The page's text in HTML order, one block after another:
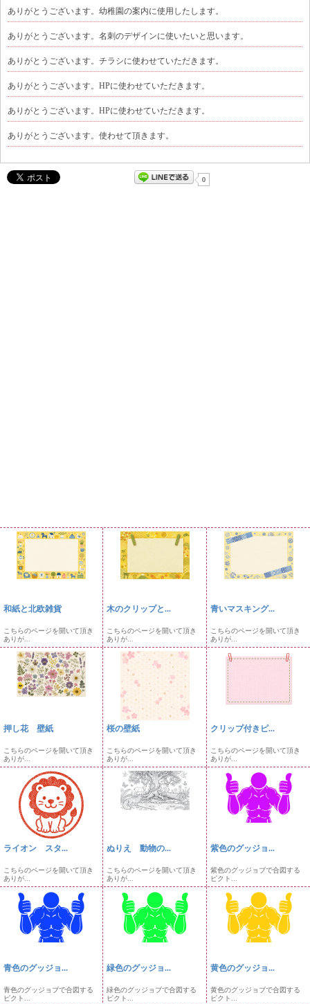
ありがとうございます。幼稚園の案内に使用したします。
ありがとうございます。名刺のデザインに使いたいと思います。
ありがとうございます。チラシに使わせていただきます。
ありがとうございます。HPに使わせていただきます。
ありがとうございます。HPに使わせていただきます。
ありがとうございます。使わせて頂きます。
0
和紙と北欧雑貨
こちらのページを開いて頂き
ありが...
木のクリップと...
こちらのページを開いて頂き
ありが...
青いマスキング...
こちらのページを開いて頂き
ありが...
押し花 壁紙
こちらのページを開いて頂き
ありが...
桜の壁紙
こちらのページを開いて頂き
ありが...
クリップ付きピ...
こちらのページを開いて頂き
ありが...
ライオン スタ...
こちらのページを開いて頂き
ありが...
ぬりえ 動物の...
こちらのページを開いて頂き
ありが...
紫色のグッジョ...
紫色のグッジョブで合図する
ピクト...
青色のグッジョ...
青色のグッジョブで合図する
ピクト...
緑色のグッジョ...
緑色のグッジョブで合図する
ピクト...
黄色のグッジョ...
黄色のグッジョブで合図する
ピクト...